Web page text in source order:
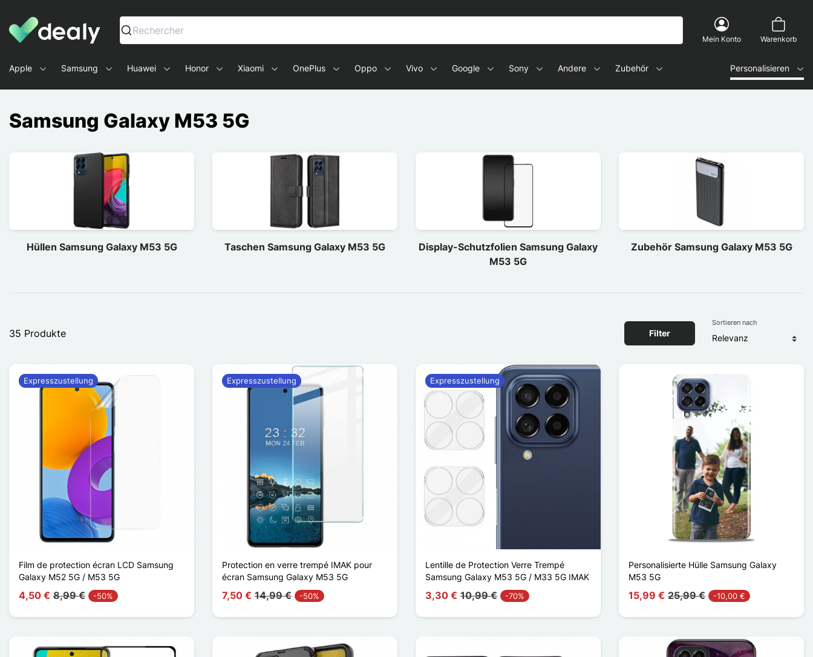
Dealy - Hüllen und Zubehör für Smartphones und Tablets
Rechercher
Mein Konto Warenkorb
Apple Samsung Huawei Honor Xiaomi OnePlus Oppo Vivo Google Sony Andere Zubehör Personalisieren
Samsung Galaxy M53 5G
Hüllen Samsung Galaxy M53 5G Taschen Samsung Galaxy M53 5G
Display-Schutzfolien Samsung Galaxy
M53 5G
Zubehör Samsung Galaxy M53 5G
35 Produkte Filter
Sortieren nach
Film de protection écran LCD Samsung
Galaxy M52 5G / M53 5G
4,50 € 8,99 € -50%
Expresszustellung
Protection en verre trempé IMAK pour
écran Samsung Galaxy M53 5G
7,50 € 14,99 € -50%
Expresszustellung
Lentille de Protection Verre Trempé
Samsung Galaxy M53 5G / M33 5G IMAK
3,30 € 10,99 € -70%
Expresszustellung
Personalisierte Hülle Samsung Galaxy
M53 5G
15,99 € 25,99 € -10,00 €